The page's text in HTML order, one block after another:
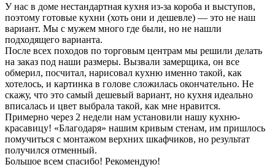
У нас в доме нестандартная кухня из-за короба и выступов,
поэтому готовые кухни (хоть они и дешевле) — это не наш
вариант. Мы с мужем много где были, но не нашли
подходящего варианта.
После всех походов по торговым центрам мы решили делать
на заказ под наши размеры. Вызвали замерщика, он все
обмерил, посчитал, нарисовал кухню именно такой, как
хотелось, и картинка в голове сложилась окончательно. Не
скажу, что это самый дешевый вариант, но кухня идеально
вписалась и цвет выбрала такой, как мне нравится.
Примерно через 2 недели нам установили нашу кухню-
красавицу! «Благодаря» нашим кривым стенам, им пришлось
помучиться с монтажом верхних шкафчиков, но результат
получился отменный.
Большое всем спасибо! Рекомендую!